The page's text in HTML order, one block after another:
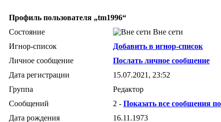
Профиль пользователя „tm1996“
Состояние
Вне сети
Игнор-список
Добавить в игнор-список
Личное сообщение
Послать личное сообщение
Дата регистрации
15.07.2021, 23:52
Группа
Редактор
Сообщений
2 - Показать все сообщения
Дата рождения
16.11.1973